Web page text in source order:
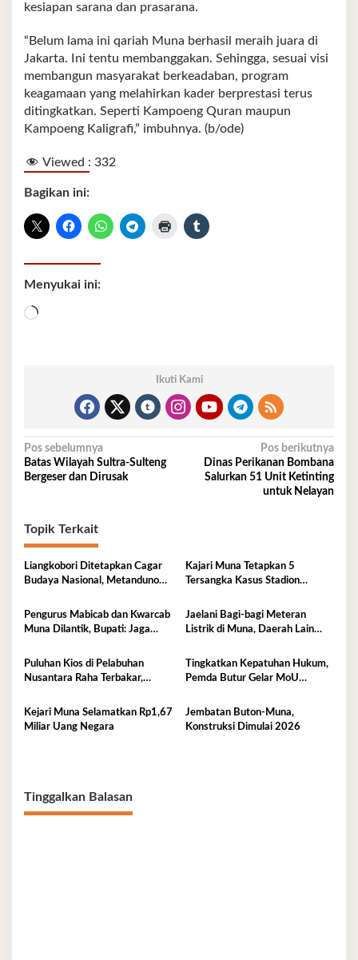
kesiapan sarana dan prasarana.
“Belum lama ini qariah Muna berhasil meraih juara di
Jakarta. Ini tentu membanggakan. Sehingga, sesuai visi
membangun masyarakat berkeadaban, program
keagamaan yang melahirkan kader berprestasi terus
ditingkatkan. Seperti Kampoeng Quran maupun
Kampoeng Kaligrafi,” imbuhnya. (b/ode)
Viewed : 332
Bagikan ini:
Menyukai ini:
Memuat...
Ikuti Kami
Navigasi
pos
Pos sebelumnya
Batas Wilayah Sultra-Sulteng
Bergeser dan Dirusak
Pos berikutnya
Dinas Perikanan Bombana
Salurkan 51 Unit Ketinting
untuk Nelayan
Topik Terkait
Liangkobori Ditetapkan Cagar
Budaya Nasional, Metanduno
UNESCO
Kajari Muna Tetapkan 5
Tersangka Kasus Stadion
15,2 Miliar
Pengurus Mabicab dan Kwarcab
Muna Dilantik, Bupati: Jaga
Jaelani Bagi-bagi Meteran
Listrik di Muna, Daerah Lain
Puluhan Kios di Pelabuhan
Nusantara Raha Terbakar,
Tingkatkan Kepatuhan Hukum,
Pemda Butur Gelar MoU
Kejari Muna Selamatkan Rp1,67
Miliar Uang Negara
Jembatan Buton-Muna,
Konstruksi Dimulai 2026
Tinggalkan Balasan